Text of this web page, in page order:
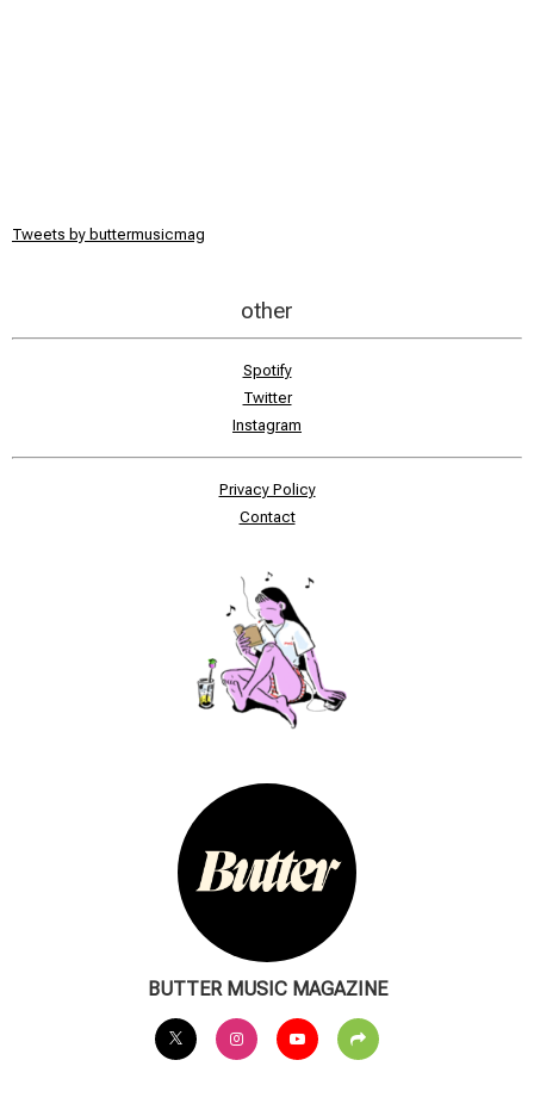
Tweets by buttermusicmag
other
Spotify
Twitter
Instagram
Privacy Policy
Contact
BUTTER MUSIC MAGAZINE